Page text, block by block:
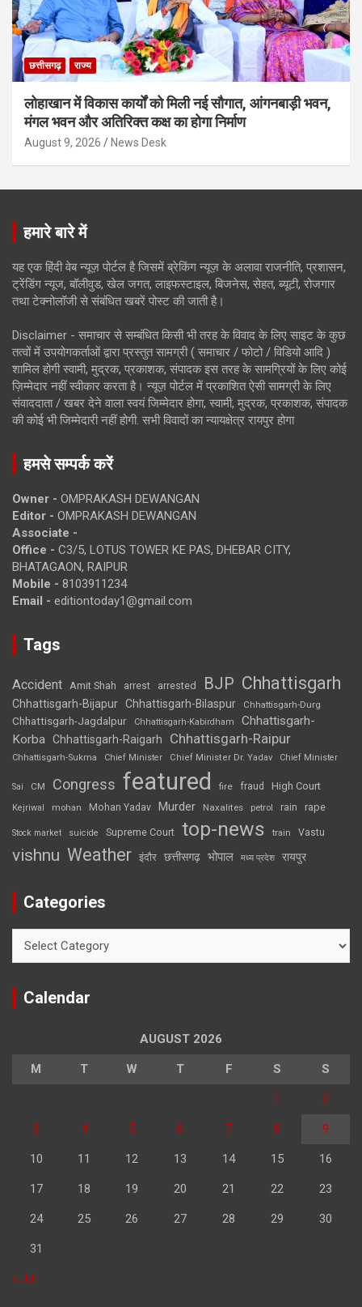
छत्तीसगढ़ राज्य
लोहाखान में विकास कार्यों को मिली नई सौगात, आंगनबाड़ी भवन,
मंगल भवन और अतिरिक्त कक्ष का होगा निर्माण
August 9, 2026 News Desk
हमारे बारे में
यह एक हिंदी वेब न्यूज़ पोर्टल है जिसमें ब्रेकिंग न्यूज़ के अलावा राजनीति, प्रशासन,
ट्रेंडिंग न्यूज, बॉलीवुड, खेल जगत, लाइफस्टाइल, बिजनेस, सेहत, ब्यूटी, रोजगार
तथा टेक्नोलॉजी से संबंधित खबरें पोस्ट की जाती है।
Disclaimer - समाचार से सम्बंधित किसी भी तरह के विवाद के लिए साइट के कुछ
तत्वों में उपयोगकर्ताओं द्वारा प्रस्तुत सामग्री ( समाचार / फोटो / विडियो आदि )
शामिल होगी स्वामी, मुद्रक, प्रकाशक, संपादक इस तरह के सामग्रियों के लिए कोई
ज़िम्मेदार नहीं स्वीकार करता है। न्यूज़ पोर्टल में प्रकाशित ऐसी सामग्री के लिए
संवाददाता / खबर देने वाला स्वयं जिम्मेदार होगा, स्वामी, मुद्रक, प्रकाशक, संपादक
की कोई भी जिम्मेदारी नहीं होगी. सभी विवादों का न्यायक्षेत्र रायपुर होगा
हमसे सम्पर्क करें
Owner - OMPRAKASH DEWANGAN
Editor - OMPRAKASH DEWANGAN
Associate -
Office - C3/5, LOTUS TOWER KE PAS, DHEBAR CITY,
BHATAGAON, RAIPUR
Mobile - 8103911234
Email - editiontoday1@gmail.com
Tags
Accident Amit Shah arrest arrested BJP Chhattisgarh
Chhattisgarh-Bijapur Chhattisgarh-Bilaspur Chhattisgarh-Durg
Chhattisgarh-Jagdalpur Chhattisgarh-Kabirdham
Chhattisgarh-
Korba Chhattisgarh-Raigarh Chhattisgarh-Raipur
Chhattisgarh-Sukma Chief Minister Chief Minister Dr. Yadav Chief Minister
Sai CM Congress featured fire fraud High Court
Kejriwal mohan Mohan Yadav Murder Naxalites petrol rain rape
Stock market suicide Supreme Court top-news train Vastu
vishnu Weather इंदौर छत्तीसगढ़ भोपाल मध्य प्रदेश रायपुर
Categories
Calendar
AUGUST 2026
M T W T F S S
1 2
3 4 5 6 7 8 9
10 11 12 13 14 15 16
17 18 19 20 21 22 23
24 25 26 27 28 29 30
31
« Jul